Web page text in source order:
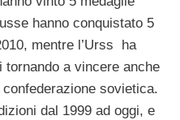
hanno conquistato 5
mentre l’Urss ha
tornando a vincere anche
sovietica.
dal 1999 ad oggi, e